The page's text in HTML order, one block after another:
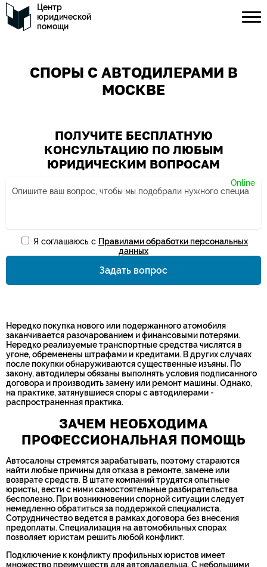
Центр
юридической
помощи
СПОРЫ С АВТОДИЛЕРАМИ В
МОСКВЕ
ПОЛУЧИТЕ БЕСПЛАТНУЮ
КОНСУЛЬТАЦИЮ ПО ЛЮБЫМ
ЮРИДИЧЕСКИМ ВОПРОСАМ
Номер телефона*
Я соглашаюсь с Правилами обработки персональных
данных
Задать вопрос
Нередко покупка нового или подержанного атомобиля
заканчивается разочарованием и финансовыми потерями.
Нередко реализуемые транспортные средства числятся в
угоне, обременены штрафами и кредитами. В других случаях
после покупки обнаруживаются существенные изъяны. По
закону, автодилеры обязаны выполнять условия подписанного
договора и производить замену или ремонт машины. Однако,
на практике, затянувшиеся споры с автодилерами -
распространенная практика.
ЗАЧЕМ НЕОБХОДИМА
ПРОФЕССИОНАЛЬНАЯ ПОМОЩЬ
Автосалоны стремятся зарабатывать, поэтому стараются
найти любые причины для отказа в ремонте, замене или
возврате средств. В штате компаний трудятся опытные
юристы, вести с ними самостоятельные разбирательства
бесполезно. При возникновении спорной ситуации следует
немедленно обратиться за поддержкой специалиста.
Сотрудничество ведется в рамках договора без внесения
предоплаты. Специализация на автомобильных спорах
позволяет юристам решить любой конфликт.
Подключение к конфликту профильных юристов имеет
множество преимуществ для автовладельца. С небольшими